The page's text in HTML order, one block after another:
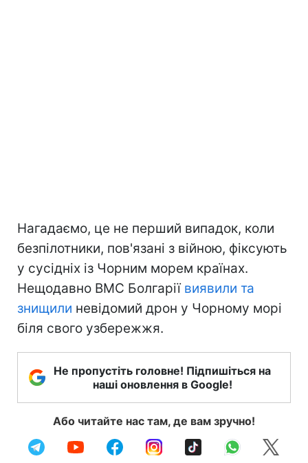
Нагадаємо, це не перший випадок, коли
безпілотники, пов'язані з війною, фіксують
у сусідніх із Чорним морем країнах.
Нещодавно ВМС Болгарії виявили та
знищили невідомий дрон у Чорному морі
біля свого узбережжя.
Не пропустіть головне! Підпишіться на
наші оновлення в Google!
Або читайте нас там, де вам зручно!